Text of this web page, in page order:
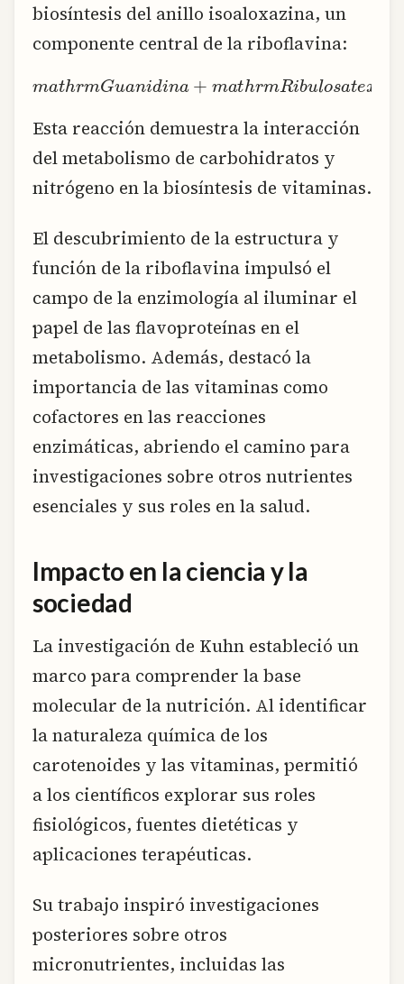
biosíntesis del anillo isoaloxazina, un
componente central de la riboflavina:
math rmGuanidin +mat hrmRibulos
Esta reacción demuestra la interacción
del metabolismo de carbohidratos y
nitrógeno en la biosíntesis de vitaminas.
El descubrimiento de la estructura y
función de la riboflavina impulsó el
campo de la enzimología al iluminar el
papel de las flavoproteínas en el
metabolismo. Además, destacó la
importancia de las vitaminas como
cofactores en las reacciones
enzimáticas, abriendo el camino para
investigaciones sobre otros nutrientes
esenciales y sus roles en la salud.
Impacto en la ciencia y la
sociedad
La investigación de Kuhn estableció un
marco para comprender la base
molecular de la nutrición. Al identificar
la naturaleza química de los
carotenoides y las vitaminas, permitió
a los científicos explorar sus roles
fisiológicos, fuentes dietéticas y
aplicaciones terapéuticas.
Su trabajo inspiró investigaciones
posteriores sobre otros
micronutrientes, incluidas las